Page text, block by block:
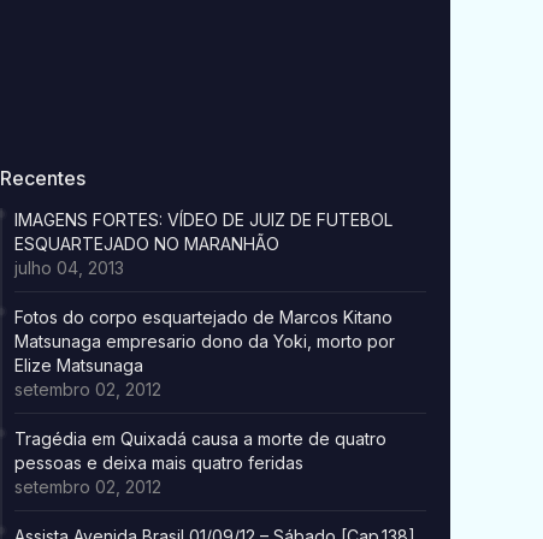
Recentes
IMAGENS FORTES: VÍDEO DE JUIZ DE FUTEBOL
ESQUARTEJADO NO MARANHÃO
julho 04, 2013
Fotos do corpo esquartejado de Marcos Kitano
Matsunaga empresario dono da Yoki, morto por
Elize Matsunaga
setembro 02, 2012
Tragédia em Quixadá causa a morte de quatro
pessoas e deixa mais quatro feridas
setembro 02, 2012